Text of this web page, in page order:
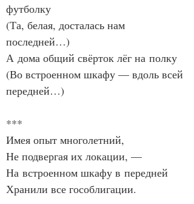
футболку
(Та, белая, досталась нам
последней…)
А дома общий свёрток лёг на полку
(Во встроенном шкафу — вдоль всей
передней…)
***
Имея опыт многолетний,
Не подвергая их локации, —
На встроенном шкафу в передней
Хранили все гособлигации.